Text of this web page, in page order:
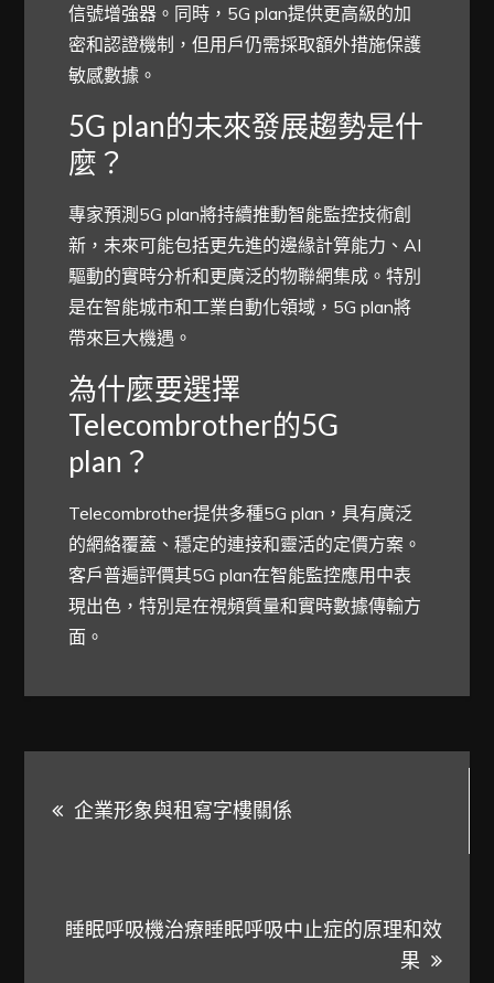
信號增強器。同時，5G plan提供更高級的加
密和認證機制，但用戶仍需採取額外措施保護
敏感數據。
5G plan的未來發展趨勢是什
麼？
專家預測5G plan將持續推動智能監控技術創
新，未來可能包括更先進的邊緣計算能力、AI
驅動的實時分析和更廣泛的物聯網集成。特別
是在智能城市和工業自動化領域，5G plan將
帶來巨大機遇。
為什麼要選擇
Telecombrother的5G
plan？
Telecombrother提供多種5G plan，具有廣泛
的網絡覆蓋、穩定的連接和靈活的定價方案。
客戶普遍評價其5G plan在智能監控應用中表
現出色，特別是在視頻質量和實時數據傳輸方
面。
企業形象與租寫字樓關係
睡眠呼吸機治療睡眠呼吸中止症的原理和效
果